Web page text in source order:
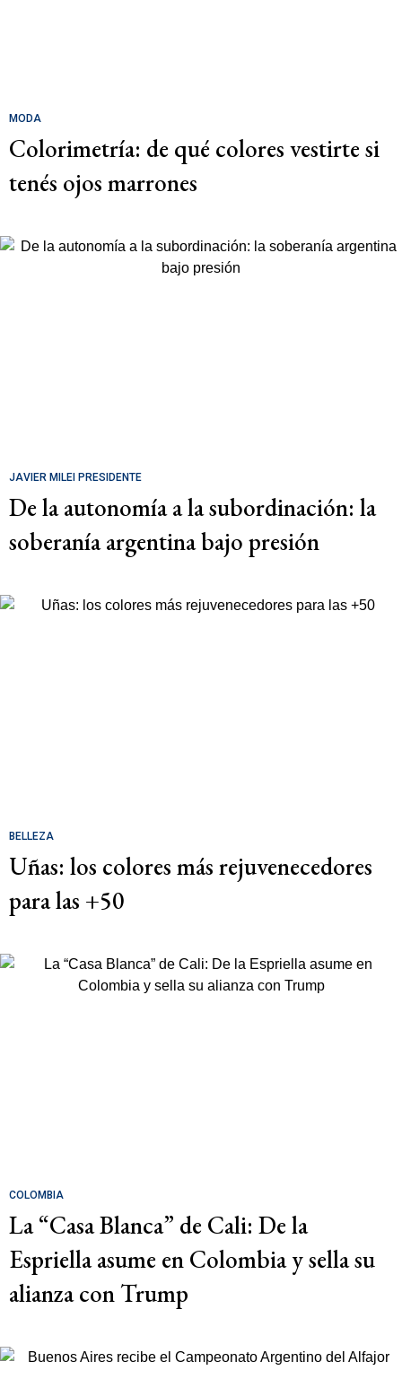
MODA
Colorimetría: de qué colores vestirte si
tenés ojos marrones
JAVIER MILEI PRESIDENTE
De la autonomía a la subordinación: la
soberanía argentina bajo presión
BELLEZA
Uñas: los colores más rejuvenecedores
para las +50
COLOMBIA
La “Casa Blanca” de Cali: De la
Espriella asume en Colombia y sella su
alianza con Trump